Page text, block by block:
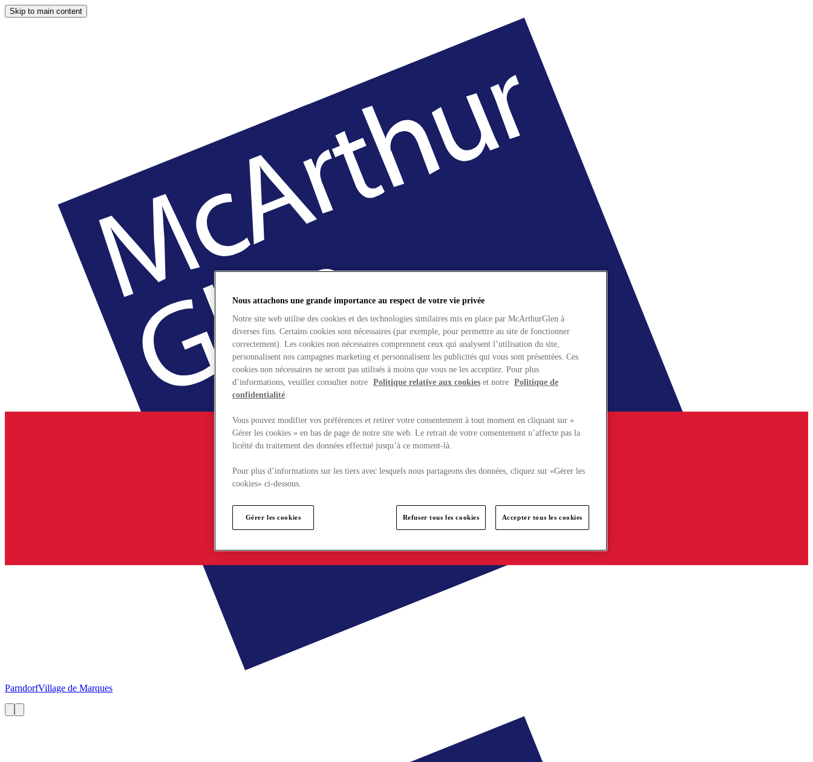
Skip to main content
ParndorfVillage de Marques
Nous attachons une grande importance au respect de votre vie privée
Notre site web utilise des cookies et des technologies similaires mis en place par McArthurGlen à
diverses fins. Certains cookies sont nécessaires (par exemple, pour permettre au site de fonctionner
correctement). Les cookies non nécessaires comprennent ceux qui analysent l’utilisation du site,
personnalisent nos campagnes marketing et personnalisent les publicités qui vous sont présentées. Ces
cookies non nécessaires ne seront pas utilisés à moins que vous ne les acceptiez. Pour plus
d’informations, veuillez consulter notre Politique relative aux cookies et notre Politique de
confidentialité.
Vous pouvez modifier vos préférences et retirer votre consentement à tout moment en cliquant sur «
Gérer les cookies » en bas de page de notre site web. Le retrait de votre consentement n’affecte pas la
licéité du traitement des données effectué jusqu’à ce moment-là.
Pour plus d’informations sur les tiers avec lesquels nous partageons des données, cliquez sur «Gérer les
cookies» ci-dessous.
Gérer les cookies Refuser tous les cookies Accepter tous les cookies